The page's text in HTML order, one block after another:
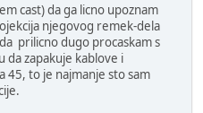
cast) da ga licno upoznam
njegovog remek-dela
prilicno dugo procaskam s
da zapakuje kablove i
45, to je najmanje sto sam